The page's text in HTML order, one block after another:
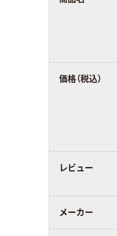
価格（税込）
レビュー
メーカー